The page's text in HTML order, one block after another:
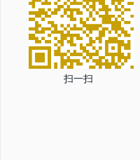
扫一扫